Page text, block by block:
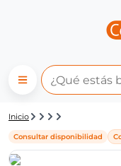
Detalle de
Inicio
Consultar disponibilidad